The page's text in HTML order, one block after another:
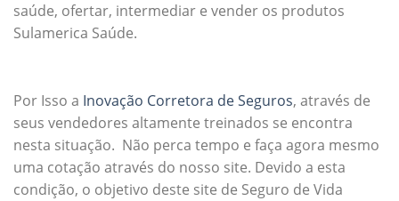
saúde, ofertar, intermediar e vender os produtos
Sulamerica Saúde.
Por Isso a Inovação Corretora de Seguros, através de
seus vendedores altamente treinados se encontra
nesta situação. Não perca tempo e faça agora mesmo
uma cotação através do nosso site. Devido a esta
condição, o objetivo deste site de Seguro de Vida